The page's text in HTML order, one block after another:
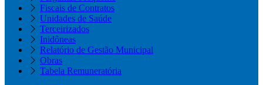
Fiscais de Contratos
Unidades de Saúde
Terceirizados
Inidôneas
Relatório de Gestão Municipal
Obras
Tabela Remuneratória